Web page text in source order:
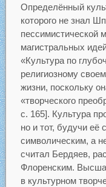
Определённый
которого не знал
пессимистической
магистральных
«Культура по
религиозному
жизни, поскольку
«творческого
с. 165]. Культура
но и тот, будучи
символическим, а
считал Бердяев,
Флоренским.
в культурном